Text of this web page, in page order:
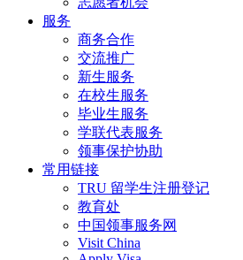
服务
商务合作
交流推广
新生服务
在校生服务
毕业生服务
学联代表服务
领事保护协助
常用链接
TRU 留学生注册登记
教育处
中国领事服务网
Visit China